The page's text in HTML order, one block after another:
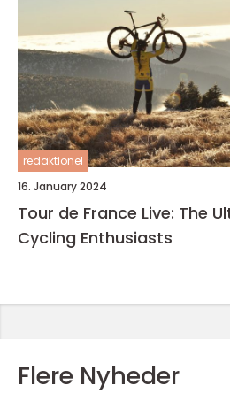
redaktionel
16. January 2024
Tour de France Live: The
Cycling Enthusiasts
Flere Nyheder